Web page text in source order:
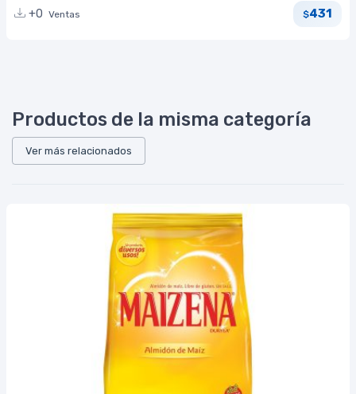
+0 Ventas $431
Productos de la misma categoría
Ver más relacionados